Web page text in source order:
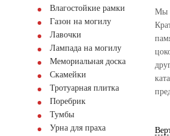
Влагостойкие рамки
Газон на могилу
Лавочки
Лампада на могилу
Мемориальная доска
Скамейки
Тротуарная плитка
Поребрик
Тумбы
Урна для праха
Мы